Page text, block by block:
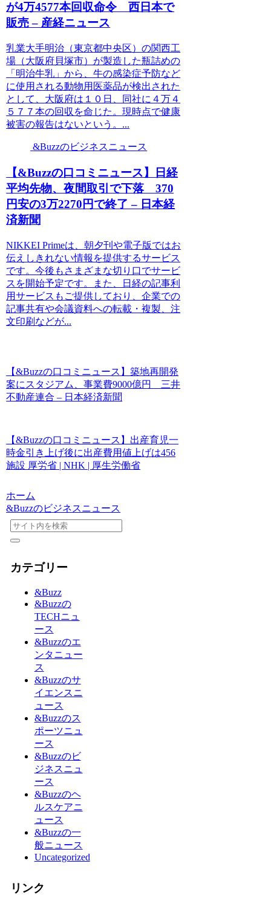
が4万4577本回収命令 西日本で
販売 – 産経ニュース
乳業大手明治（東京都中央区）の関西工
場（大阪府貝塚市）が製造した瓶詰めの
「明治牛乳」から、牛の感染症予防など
に使用される動物用医薬品が検出された
として、大阪府は１０日、同社に４万４
５７７本の回収を命じた。現時点で健康
被害の報告はないという。...
&Buzzのビジネスニュース
【&Buzzの口コミニュース】日経
平均先物、夜間取引で下落 370
円安の3万2270円で終了 – 日本経
済新聞
NIKKEI Primeは、朝夕刊や電子版ではお
伝えしきれない情報を提供するサービス
です。今後もさまざまな切り口でサービ
スを開始予定です。また、日経の記事利
用サービスもご提供しており、企業での
記事共有や会議資料への転載・複製、注
文印刷などが...
【&Buzzの口コミニュース】築地再開発
案にスタジアム、事業費9000億円 三井
不動産連合 – 日本経済新聞
【&Buzzの口コミニュース】出産育児一
時金引き上げ後に出産費用値上げは456
施設 厚労省 | NHK | 厚生労働省
ホーム
&Buzzのビジネスニュース
カテゴリー
&Buzz
&Buzzの
TECHニュ
ース
&Buzzのエ
ンタニュー
ス
&Buzzのサ
イエンスニ
ュース
&Buzzのス
ポーツニュ
ース
&Buzzのビ
ジネスニュ
ース
&Buzzのヘ
ルスケアニ
ュース
&Buzzの一
般ニュース
Uncategorized
リンク